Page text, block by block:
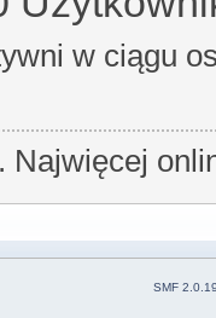
w ciągu
Najwięcej
SMF